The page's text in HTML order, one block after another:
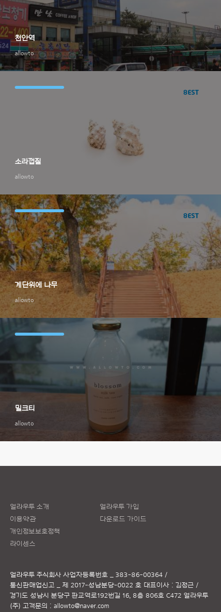
allowto
천안역
allowto
소라껍질
allowto
계단위에 나무
allowto
밀크티
얼라우투 소개
이용약관
개인정보보호정책
라이센스
얼라우투 가입
다운로드 가이드
얼라우투 주식회사 사업자등록번호 _ 383-86-00364 /
통신판매업신고 _ 제 2017-성남분당-0022 호 대표이사 : 김정근 /
경기도 성남시 분당구 판교역로192번길 16, 8층 806호 C472 얼라우투
(주) 고객문의 : allowto@naver.com